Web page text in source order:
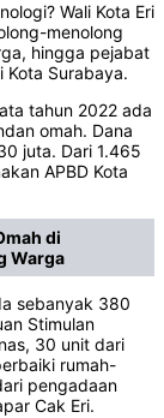
Wali Kota Eri
menolong
hingga pejabat
Kota Surabaya.
tahun 2022 ada
omah. Dana
juta. Dari 1.465
APBD Kota
di
Warga
sebanyak 380
Stimulan
30 unit dari
rumah-
pengadaan
Cak Eri.